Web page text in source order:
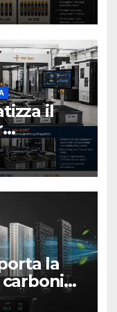
il
la
carboni
3D